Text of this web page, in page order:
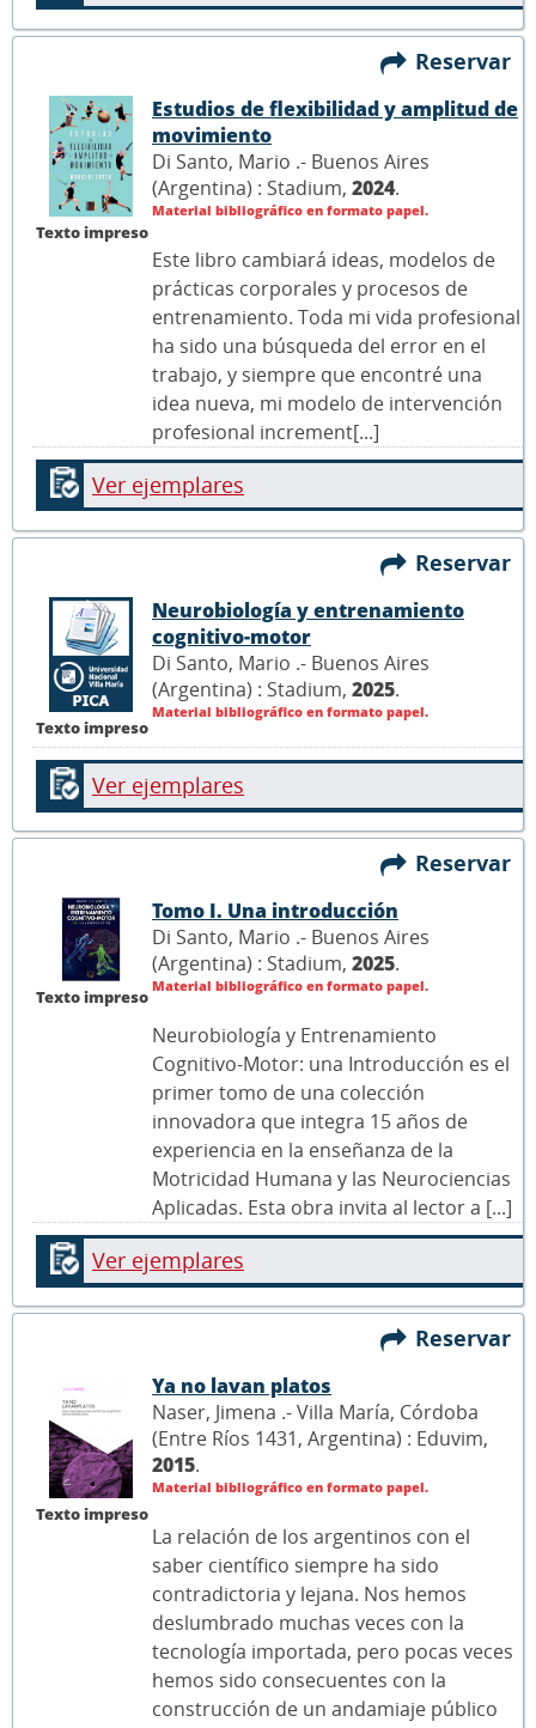
Reservar
Texto impreso
Estudios de flexibilidad y amplitud de
movimiento
Di Santo, Mario .- Buenos Aires
(Argentina) : Stadium, 2024.
Material bibliográfico en formato papel.
Este libro cambiará ideas, modelos de
prácticas corporales y procesos de
entrenamiento. Toda mi vida profesional
ha sido una búsqueda del error en el
trabajo, y siempre que encontré una
idea nueva, mi modelo de intervención
profesional increment[...]
Ver ejemplares
Reservar
Texto impreso
Neurobiología y entrenamiento
cognitivo-motor
Di Santo, Mario .- Buenos Aires
(Argentina) : Stadium, 2025.
Material bibliográfico en formato papel.
Ver ejemplares
Reservar
Texto impreso
Tomo I. Una introducción
Di Santo, Mario .- Buenos Aires
(Argentina) : Stadium, 2025.
Material bibliográfico en formato papel.
Neurobiología y Entrenamiento
Cognitivo-Motor: una Introducción es el
primer tomo de una colección
innovadora que integra 15 años de
experiencia en la enseñanza de la
Motricidad Humana y las Neurociencias
Aplicadas. Esta obra invita al lector a [...]
Ver ejemplares
Reservar
Texto impreso
Ya no lavan platos
Naser, Jimena .- Villa María, Córdoba
(Entre Ríos 1431, Argentina) : Eduvim,
2015.
Material bibliográfico en formato papel.
La relación de los argentinos con el
saber científico siempre ha sido
contradictoria y lejana. Nos hemos
deslumbrado muchas veces con la
tecnología importada, pero pocas veces
hemos sido consecuentes con la
construcción de un andamiaje público